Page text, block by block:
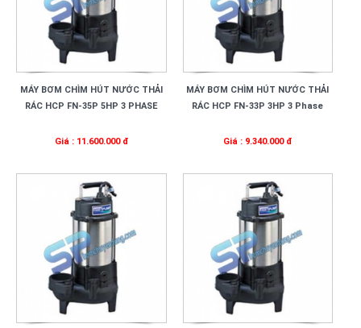
MÁY BƠM CHÌM HÚT NƯỚC THẢI
RÁC HCP FN-35P 5HP 3 PHASE
Giá : 11.600.000 đ
MÁY BƠM CHÌM HÚT NƯỚC THẢI
RÁC HCP FN-33P 3HP 3 Phase
Giá : 9.340.000 đ